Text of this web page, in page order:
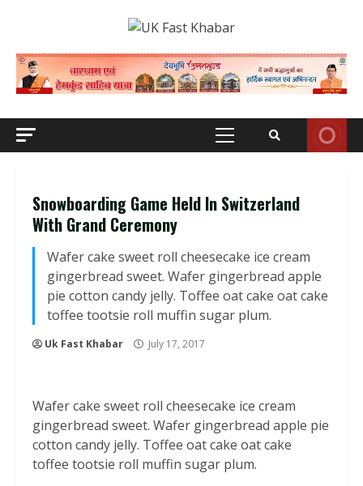
Primary
Snowboarding Game Held In Switzerland
With Grand Ceremony
Wafer cake sweet roll cheesecake ice cream
gingerbread sweet. Wafer gingerbread apple
pie cotton candy jelly. Toffee oat cake oat cake
toffee tootsie roll muffin sugar plum.
Uk Fast Khabar July 17, 2017
Wafer cake sweet roll cheesecake ice cream
gingerbread sweet. Wafer gingerbread apple pie
cotton candy jelly. Toffee oat cake oat cake
toffee tootsie roll muffin sugar plum.